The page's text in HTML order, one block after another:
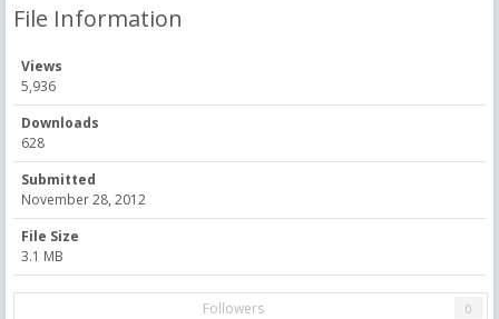
File Information
Views
5,936
Downloads
628
Submitted
November 28, 2012
File Size
3.1 MB
Followers 0